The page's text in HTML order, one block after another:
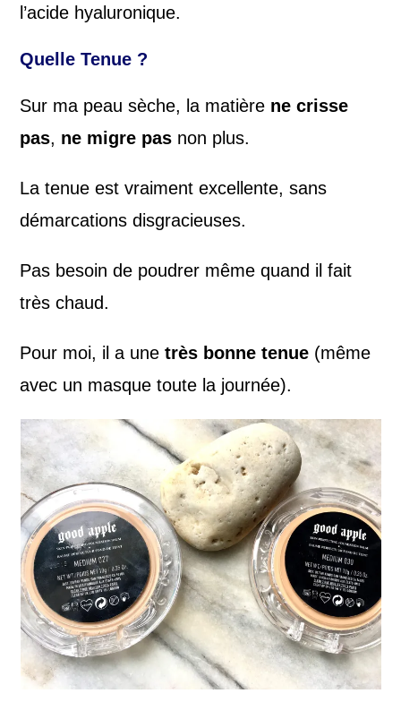
l’acide hyaluronique.
Quelle Tenue ?
Sur ma peau sèche, la matière ne crisse
pas, ne migre pas non plus.
La tenue est vraiment excellente, sans
démarcations disgracieuses.
Pas besoin de poudrer même quand il fait
très chaud.
Pour moi, il a unetrès bonne tenue (même
avec un masque toute la journée).